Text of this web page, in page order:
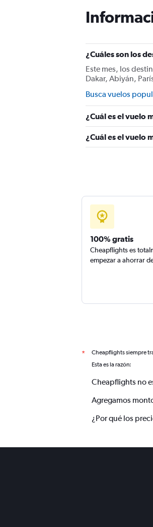
¿Cuáles son los
Este mes, los
Dakar, Abiyán,
Busca vuelos
¿Cuál es el vuelo
¿Cuál es el vuelo
100% gratis
Cheapflights es
empezar a ahorrar
* Cheapflights siempre
Esta es la razón:
Cheapflights no
Agregamos
¿Por qué los